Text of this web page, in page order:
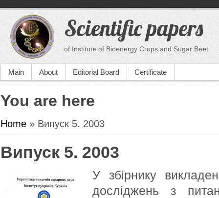
Scientific papers
of Institute of Bioenergy Crops and Sugar Beet
Main About Editorial Board Certificate
You are here
Home » Випуск 5. 2003
Випуск 5. 2003
У збірнику
досліджень з